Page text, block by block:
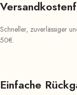
Schneller, zuverlässiger
50€.
Einfache